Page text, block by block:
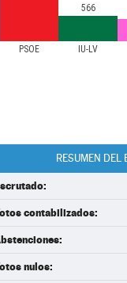
PSOE IU-LV
566
RESUMEN DEL
contabilizados:
nulos: